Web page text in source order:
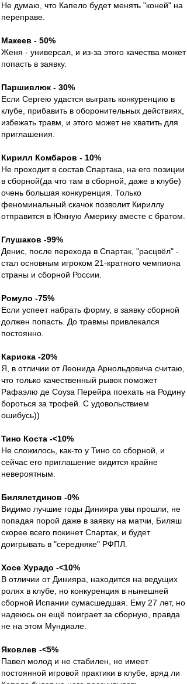
Не думаю, что Капело будет менять "коней" на
переправе.
Макеев - 50%
Женя - универсал, и из-за этого качества может
попасть в заявку.
Паршивлюк - 30%
Если Сергею удастся выграть конкуренцию в
клубе, прибавить в оборонительных действиях,
избежать травм, и этого может не хватить для
приглашения.
Кирилл Комбаров - 10%
Не проходит в состав Спартака, на его позиции
в сборной(да что там в сборной, даже в клубе)
очень большая конкуренция. Только
феноминальный скачок позволит Кириллу
отправится в Южную Америку вместе с братом.
Глушаков -99%
Денис, после перехода в Спартак, "расцвёл" -
стал основным игроком 21-кратного чемпиона
страны и сборной России.
Ромуло -75%
Если успеет набрать форму, в заявку сборной
должен попасть. До травмы привлекался
постоянно.
Кариока -20%
Я, в отличии от Леонида Арнольдовича считаю,
что только качественный рывок поможет
Рафаэлю де Соуза Перейра поехать на Родину
бороться за трофей. С удовольствием
ошибусь))
Тино Коста -<10%
Не сложилось, как-то у Тино со сборной, и
сейчас его приглашение видится крайне
невероятным.
Билялетдинов -0%
Видимо лучшие годы Динияра увы прошли, не
попадая порой даже в заявку на матчи, Биляш
скорее всего покинет Спартак, и будет
доигрывать в "середняке" РФПЛ.
Хосе Хурадо -<10%
В отличии от Динияра, находится на ведущих
ролях в клубе, но конкуренция в нынешней
сборной Испании сумасшедшая. Ему 27 лет, но
надеюсь он ещё поиграет за сборную, правда
не на этом Мундиале.
Яковлев -<5%
Павел молод и не стабилен, не имеет
постоянной игровой практики в клубе, вряд ли